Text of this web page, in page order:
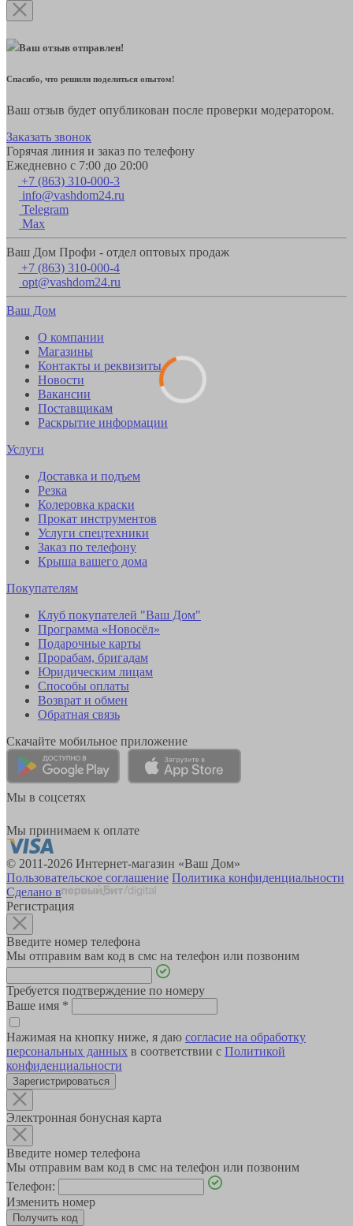
Ваш отзыв отправлен!
Спасибо, что решили поделиться опытом!
Ваш отзыв будет опубликован после проверки модератором.
Заказать звонок
Горячая линия и заказ по телефону
Ежедневно с 7:00 до 20:00
+7 (863) 310-000-3
info@vashdom24.ru
Telegram
Max
Ваш Дом Профи - отдел оптовых продаж
+7 (863) 310-000-4
opt@vashdom24.ru
Ваш Дом
О компании
Магазины
Контакты и реквизиты
Новости
Вакансии
Поставщикам
Раскрытие информации
Услуги
Доставка и подъем
Резка
Колеровка краски
Прокат инструментов
Услуги спецтехники
Заказ по телефону
Крыша вашего дома
Покупателям
Клуб покупателей "Ваш Дом"
Программа «Новосёл»
Подарочные карты
Прорабам, бригадам
Юридическим лицам
Способы оплаты
Возврат и обмен
Обратная связь
Скачайте мобильное приложение
Мы в соцсетях
Мы принимаем к оплате
© 2011-2026 Интернет-магазин «Ваш Дом»
Пользовательское соглашение Политика конфиденциальности
Сделано в
Регистрация
Введите номер телефона
Мы отправим вам код в смс на телефон или позвоним
Требуется подтверждение по номеру
Ваше имя *
Нажимая на кнопку ниже, я даю согласие на обработку
персональных данных в соответствии с Политикой
конфиденциальности
Зарегистрироваться
Электронная бонусная карта
Введите номер телефона
Мы отправим вам код в смс на телефон или позвоним
Телефон:
Изменить номер